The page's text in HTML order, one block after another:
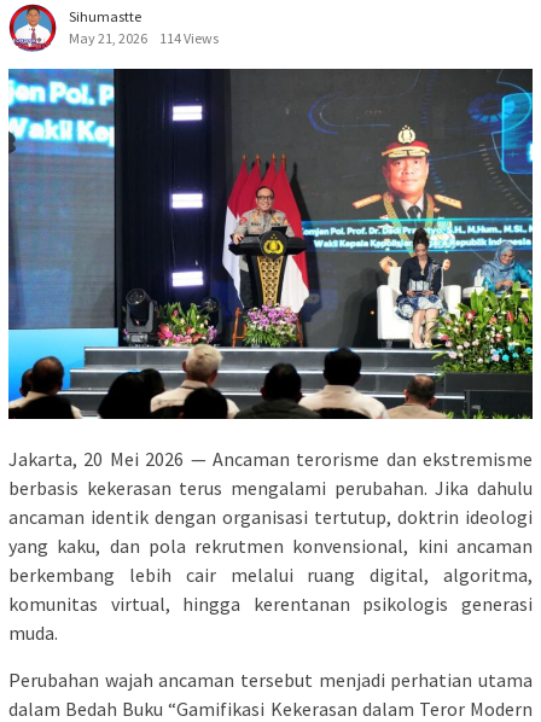
Sihumastte
May 21, 2026
114 Views
Jakarta, 20 Mei 2026 — Ancaman terorisme dan ekstremisme
berbasis kekerasan terus mengalami perubahan. Jika dahulu
ancaman identik dengan organisasi tertutup, doktrin ideologi
yang kaku, dan pola rekrutmen konvensional, kini ancaman
berkembang lebih cair melalui ruang digital, algoritma,
komunitas virtual, hingga kerentanan psikologis generasi
muda.
Perubahan wajah ancaman tersebut menjadi perhatian utama
dalam Bedah Buku “Gamifikasi Kekerasan dalam Teror Modern